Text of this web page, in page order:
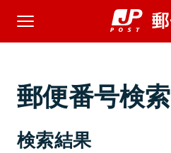
郵便番号検索
検索結果